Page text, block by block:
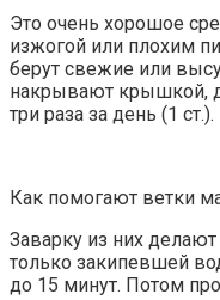
Это очень хорошое
изжогой или плохим
берут свежие или
накрывают крышкой,
три раза за день (1 ст.).
Как помогают ветки
Заварку из них
только закипевшей
до 15 минут. Потом